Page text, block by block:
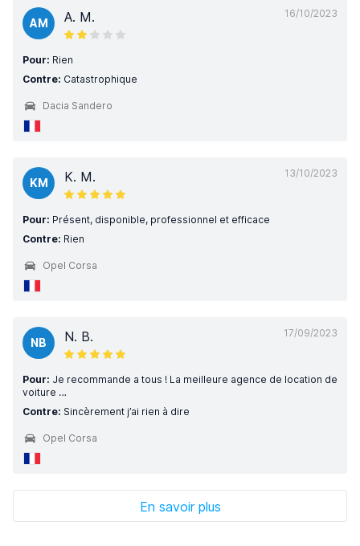
16/10/2023
AM A. M.
Pour: Rien
Contre: Catastrophique
Dacia Sandero
13/10/2023
KM K. M.
Pour: Présent, disponible, professionnel et efficace
Contre: Rien
Opel Corsa
17/09/2023
NB N. B.
Pour: Je recommande a tous ! La meilleure agence de location de
voiture …
Contre: Sincèrement j’ai rien à dire
Opel Corsa
En savoir plus